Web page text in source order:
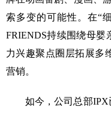
索多变的可能性。在“
FRIENDS持续围绕母婴
力兴趣聚点圈层拓展多
营销。
如今，公司总部